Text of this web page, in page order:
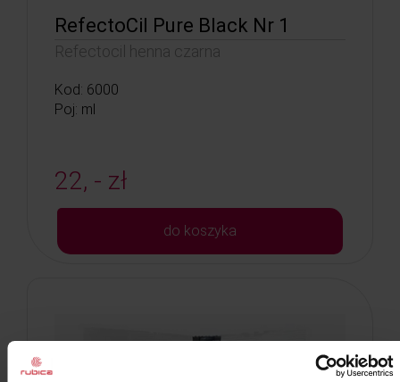
RefectoCil Pure Black Nr 1
Refectocil henna czarna
Kod: 6000
Poj: ml
22, - zł
do koszyka